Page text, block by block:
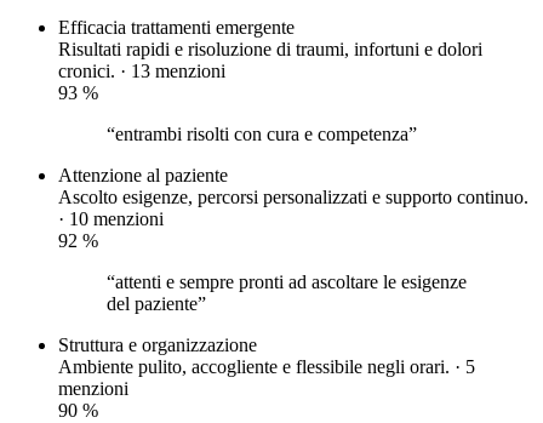
Efficacia trattamenti emergente
Risultati rapidi e risoluzione di traumi, infortuni e dolori
cronici. · 13 menzioni
93 %
“entrambi risolti con cura e competenza”
Attenzione al paziente
Ascolto esigenze, percorsi personalizzati e supporto continuo.
· 10 menzioni
92 %
“attenti e sempre pronti ad ascoltare le esigenze
del paziente”
Struttura e organizzazione
Ambiente pulito, accogliente e flessibile negli orari. · 5
menzioni
90 %